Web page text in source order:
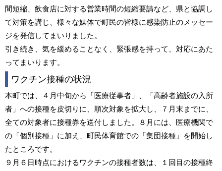
間短縮、飲食店に対する営業時間の短縮要請など、県と協調し
て対策を講じ、様々な媒体で町民の皆様に感染防止のメッセー
ジを発信してまいりました。
引き続き、気を緩めることなく、緊張感を持って、対応にあた
ってまいります。
ワクチン接種の状況
本町では、４月中旬から「医療従事者」、「高齢者施設の入所
者」への接種を皮切りに、順次対象を拡大し、７月末までに、
全ての対象者に接種券を送付しました。８月には、医療機関で
の「個別接種」に加え、町民体育館での「集団接種」を開始し
たところです。
９月６日時点におけるワクチンの接種者数は、１回目の接種終